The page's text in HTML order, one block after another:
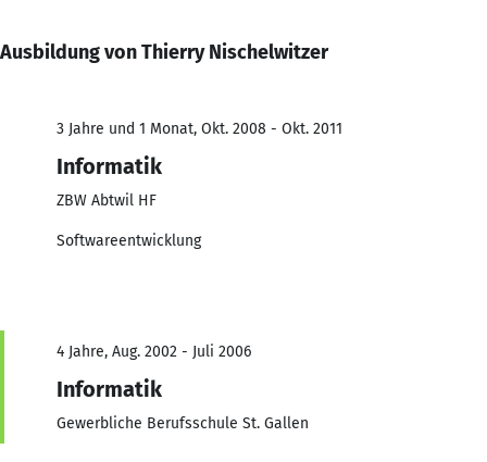
Ausbildung von Thierry Nischelwitzer
3 Jahre und 1 Monat, Okt. 2008 - Okt. 2011
Informatik
ZBW Abtwil HF
Softwareentwicklung
4 Jahre, Aug. 2002 - Juli 2006
Informatik
Gewerbliche Berufsschule St. Gallen